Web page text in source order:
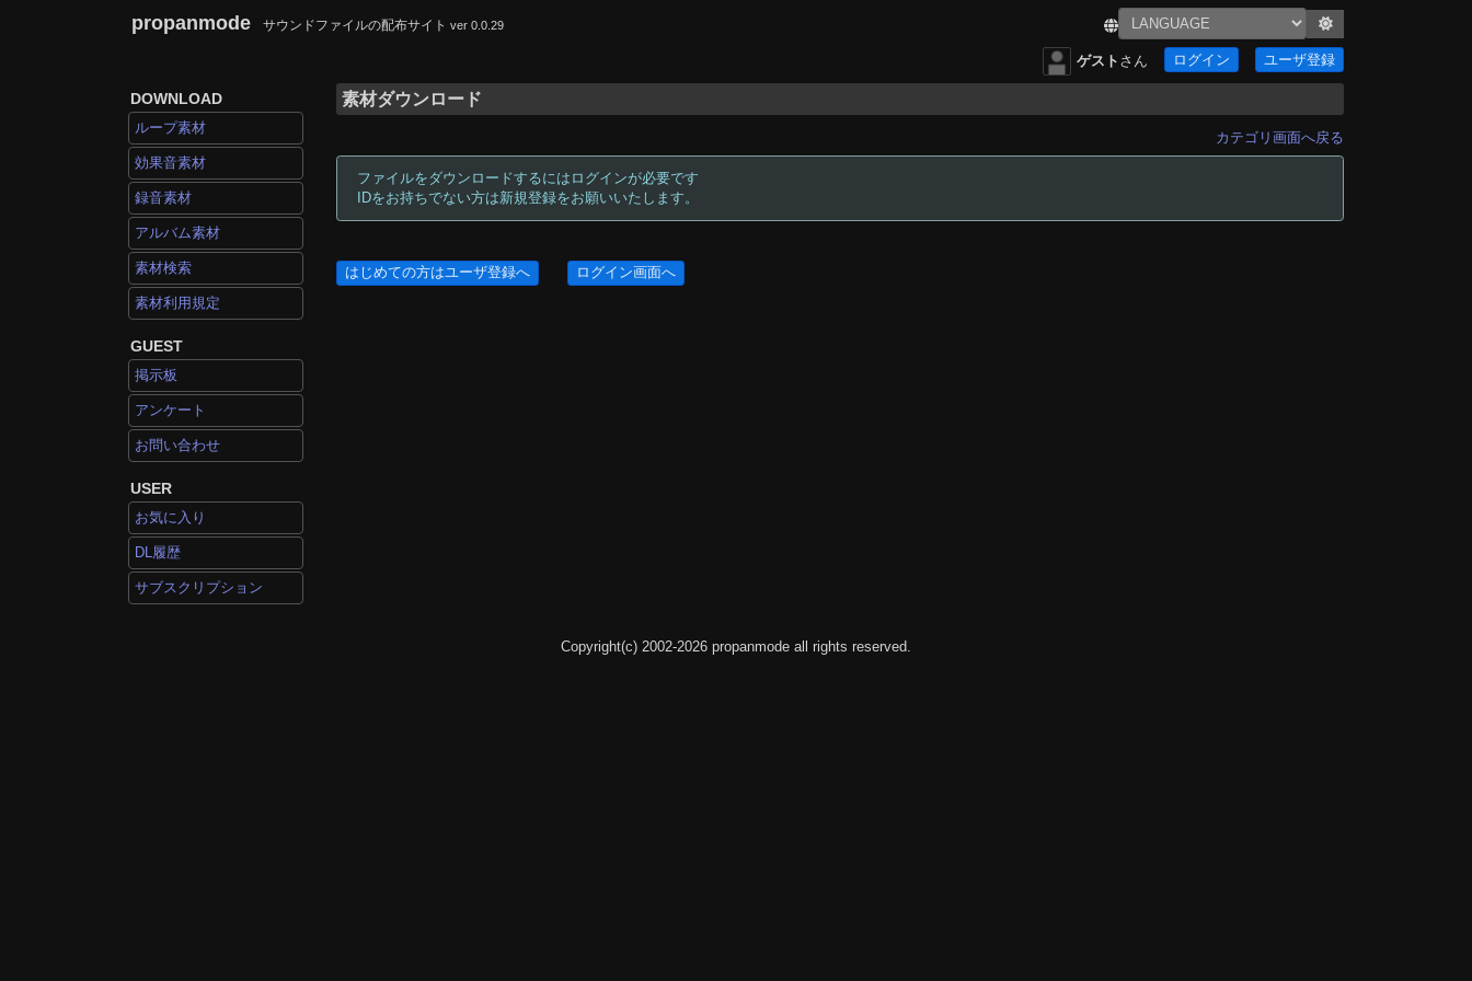
propanmode サウンドファイルの配布サイト ver 0.0.29
ゲスト さん ログイン ユーザ登録
DOWNLOAD
ループ素材
効果音素材
録音素材
アルバム素材
素材検索
素材利用規定
GUEST
掲示板
アンケート
お問い合わせ
USER
お気に入り
DL履歴
サブスクリプション
素材ダウンロード
カテゴリ画面へ戻る
ファイルをダウンロードするにはログインが必要です
IDをお持ちでない方は新規登録をお願いいたします。
はじめての方はユーザ登録へ ログイン画面へ
Copyright(c) 2002-2026 propanmode all rights reserved.